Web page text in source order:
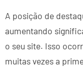
A posição de
aumentando
o seu site. Isso
muitas vezes a